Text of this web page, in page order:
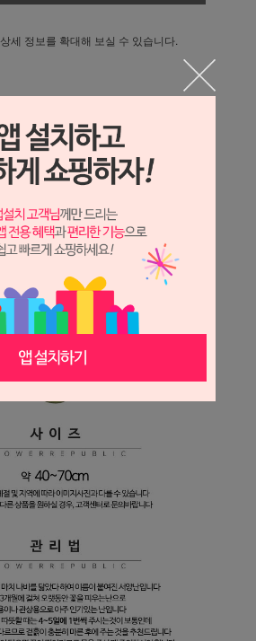
상세 정보를 확대해 보실 수 있습니다.